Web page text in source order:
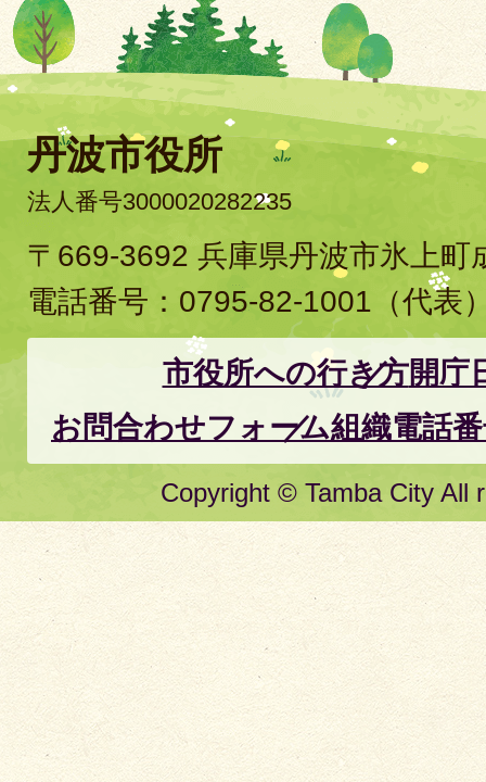
丹波市役所
法人番号3000020282235
〒669-3692 兵庫県丹波市氷上町
電話番号： 0795-82-1001 （代表
市役所への行き方開庁
お問合わせフォーム組織電話
Copyright © Tamba City All